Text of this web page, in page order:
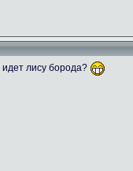
идет лису борода?